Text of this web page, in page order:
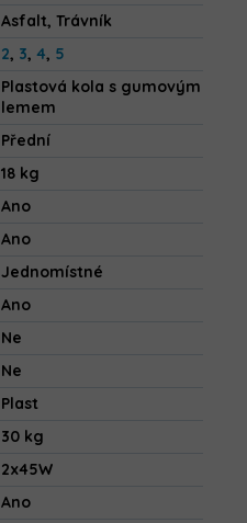
Asfalt, Trávník
2, 3, 4, 5
Plastová kola s gumovým
lemem
Přední
18 kg
Ano
Ano
Jednomístné
Ano
Ne
Ne
Plast
30 kg
2x45W
Ano